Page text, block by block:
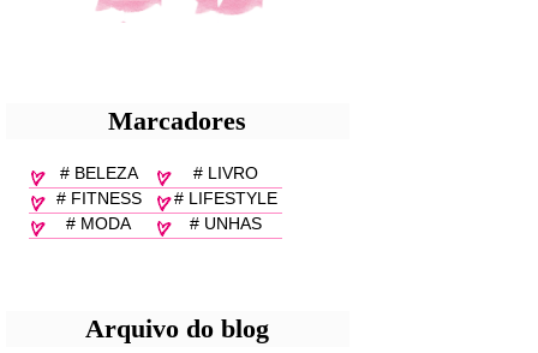
Marcadores
# BELEZA
# LIVRO
# FITNESS
# LIFESTYLE
# MODA
# UNHAS
Arquivo do blog